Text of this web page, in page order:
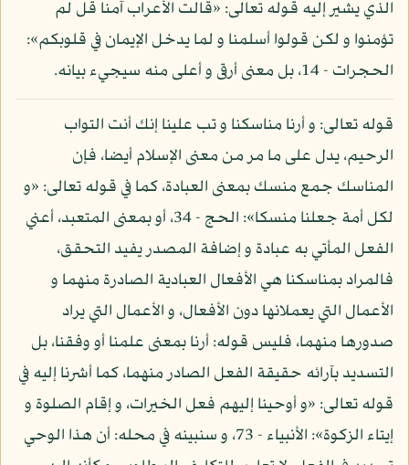
الذي يشير إليه قوله تعالى: «قالت الأعراب آمنا قل لم
تؤمنوا و لكن قولوا أسلمنا و لما يدخل الإيمان في قلوبكم»:
الحجرات - 14، بل معنى أرقى و أعلى منه سيجيء بيانه.
قوله تعالى: و أرنا مناسكنا و تب علينا إنك أنت التواب
الرحيم، يدل على ما مر من معنى الإسلام أيضا، فإن
المناسك جمع منسك بمعنى العبادة، كما في قوله تعالى: «و
لكل أمة جعلنا منسكا»: الحج - 34، أو بمعنى المتعبد، أعني
الفعل المأتي به عبادة و إضافة المصدر يفيد التحقق،
فالمراد بمناسكنا هي الأفعال العبادية الصادرة منهما و
الأعمال التي يعملانها دون الأفعال، و الأعمال التي يراد
صدورها منهما، فليس قوله: أرنا بمعنى علمنا أو وفقنا، بل
التسديد بآرائه حقيقة الفعل الصادر منهما، كما أشرنا إليه في
قوله تعالى: «و أوحينا إليهم فعل الخيرات، و إقام الصلوة و
إيتاء الزكوة»: الأنبياء - 73، و سنبينه في محله: أن هذا الوحي